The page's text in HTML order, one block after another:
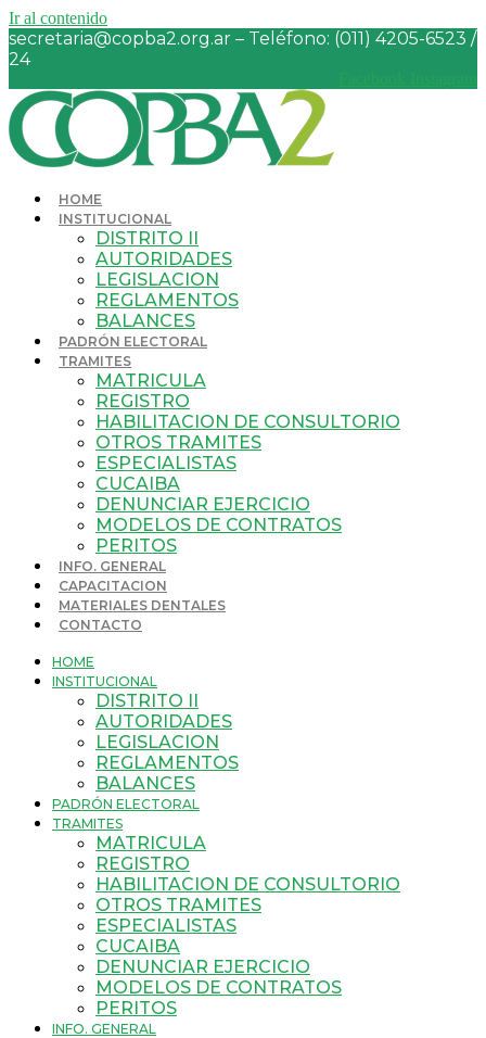
Ir al contenido
secretaria@copba2.org.ar – Teléfono: (011) 4205-6523 /
24
HOME
INSTITUCIONAL
DISTRITO II
AUTORIDADES
LEGISLACION
REGLAMENTOS
BALANCES
PADRÓN ELECTORAL
TRAMITES
MATRICULA
REGISTRO
HABILITACION DE CONSULTORIO
OTROS TRAMITES
ESPECIALISTAS
CUCAIBA
DENUNCIAR EJERCICIO
MODELOS DE CONTRATOS
PERITOS
INFO. GENERAL
CAPACITACION
MATERIALES DENTALES
CONTACTO
HOME
INSTITUCIONAL
DISTRITO II
AUTORIDADES
LEGISLACION
REGLAMENTOS
BALANCES
PADRÓN ELECTORAL
TRAMITES
MATRICULA
REGISTRO
HABILITACION DE CONSULTORIO
OTROS TRAMITES
ESPECIALISTAS
CUCAIBA
DENUNCIAR EJERCICIO
MODELOS DE CONTRATOS
PERITOS
INFO. GENERAL